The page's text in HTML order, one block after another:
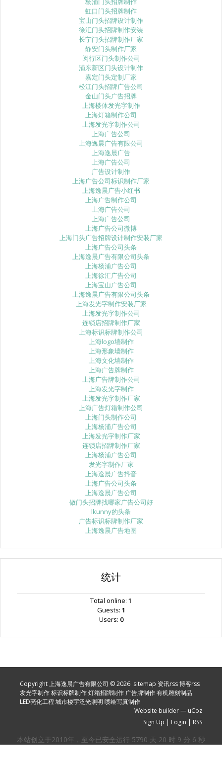
虹口门头招牌制作
宝山门头招牌设计制作
徐汇门头招牌制作安装
长宁门头招牌制作厂家
静安门头制作厂家
闵行区门头制作公司
浦东新区门头设计制作
嘉定门头定制厂家
松江门头招牌广告公司
金山门头广告招牌
上海楼体发光字制作
上海灯箱制作公司
上海发光字制作公司
上海广告公司
上海逸晨广告有限公司
上海逸晨广告
上海广告公司
广告设计制作
上海广告公司标识制作厂家
上海逸晨广告小红书
上海广告制作公司
上海广告公司
上海广告公司
上海广告公司微博
上海门头广告招牌设计制作安装厂家
上海广告公司头条
上海逸晨广告有限公司头条
上海杨浦广告公司
上海徐汇广告公司
上海宝山广告公司
上海逸晨广告有限公司头条
上海发光字制作安装厂家
上海发光字制作公司
连锁店招牌制作厂家
上海标识标牌制作公司
上海logo墙制作
上海形象墙制作
上海文化墙制作
上海广告牌制作
上海广告牌制作公司
上海发光字制作
上海发光字制作厂家
上海广告灯箱制作公司
上海门头制作公司
上海杨浦广告公司
上海发光字制作厂家
连锁店招牌制作厂家
上海杨浦广告公司
发光字制作厂家
上海逸晨广告抖音
上海广告公司头条
上海逸晨广告公司
做门头招牌找哪家广告公司好
lkunny的头条
广告标识标牌制作厂家
上海逸晨广告地图
统计
Total online: 1
Guests: 1
Users: 0
Copyright 上海逸晨广告有限公司 © 2026 sitemap 资讯rss博客rss
发光字制作标识标牌制作灯箱招牌制作广告牌制作有机雕刻制品
LED亮化工程城市楼宇泛光照明 喷绘写真制作
Website builder— uCoz
Sign Up
Login RSS
本站创立于2010年，至今已安全运行 5790 天 20 时 9 分 7 秒